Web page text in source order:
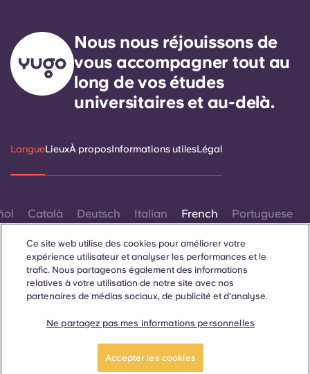
Nous nous réjouissons de
vous accompagner tout au
long de vos études
universitaires et au-delà.
LangueLieuxÀ proposInformations utilesLégal
Català Deutsch Italian French Portuguese
Ce site web utilise des cookies pour améliorer votre
expérience utilisateur et analyser les performances et le
trafic. Nous partageons également des informations
relatives à votre utilisation de notre site avec nos
partenaires de médias sociaux, de publicité et d'analyse.
Ne partagez pas mes informations personnelles
Accepter les cookies